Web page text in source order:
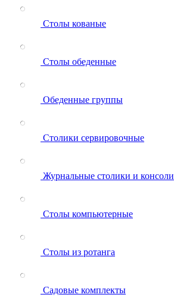
Столы кованые
Столы обеденные
Обеденные группы
Столики сервировочные
Журнальные столики и консоли
Столы компьютерные
Столы из ротанга
Садовые комплекты